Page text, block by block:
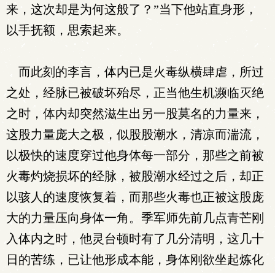
来，这次却是为何这般了？”当下他站直身形，
以手抚额，思索起来。
而此刻的李言，体内已是火毒纵横肆虐，所过
之处，经脉已被破坏殆尽，正当他生机濒临灭绝
之时，体内却突然滋生出另一股莫名的力量来，
这股力量庞大之极，似股股潮水，清凉而湍流，
以极快的速度穿过他身体每一部分，那些之前被
火毒灼烧损坏的经脉，被股潮水经过之后，却正
以骇人的速度恢复着，而那些火毒也正被这股庞
大的力量压向身体一角。季军师先前几点青芒刚
入体内之时，他灵台顿时有了几分清明，这几十
日的苦练，已让他形成本能，身体刚欲坐起炼化